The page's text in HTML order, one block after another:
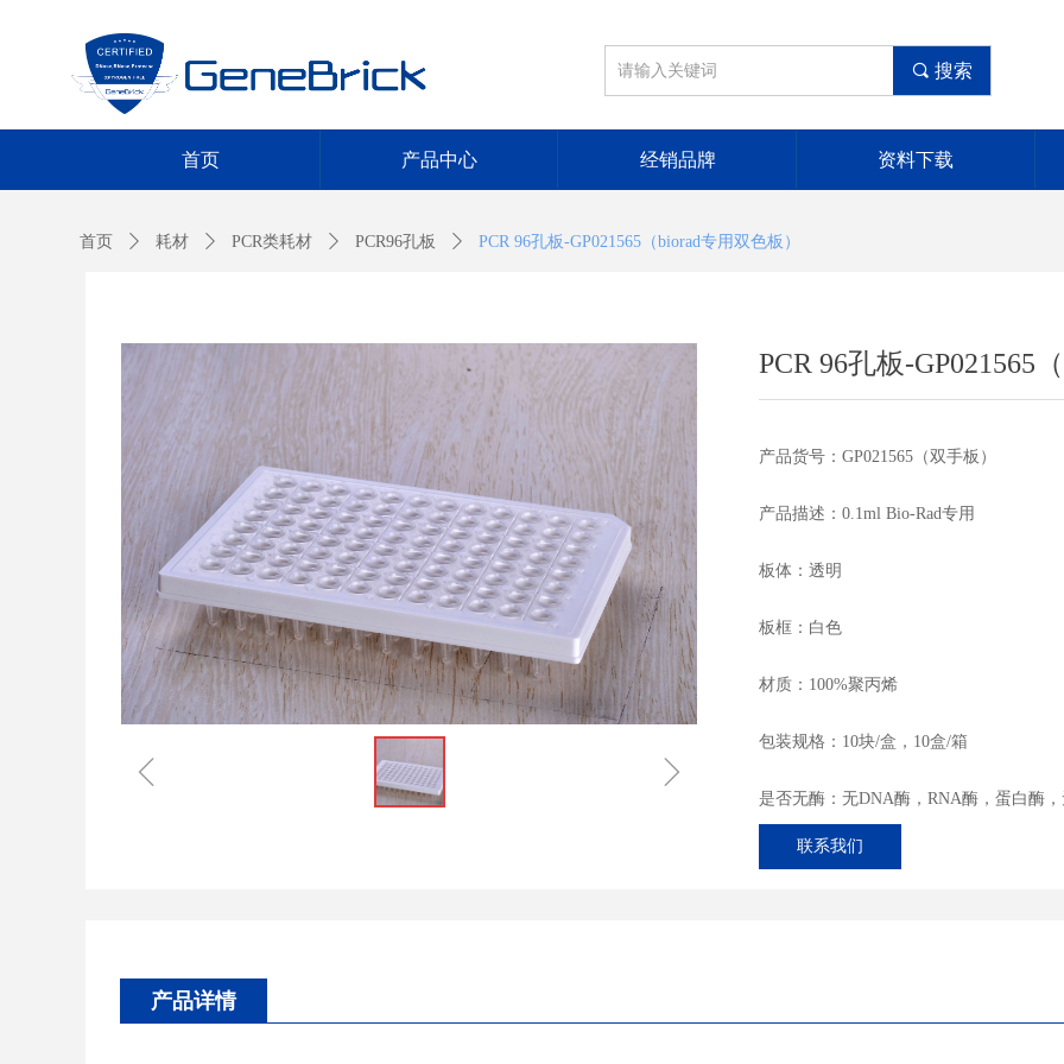
끠 搜索
首页 产品中心 经销品牌 资料下载
首页 ꄲ 耗材 ꄲ PCR类耗材 ꄲ PCR96孔板 ꄲ PCR 96孔板-GP021565（biorad专用双色板）
ꁆ ꁇ
PCR 96孔板-GP021565
产品货号：GP021565（双手板）
产品描述：0.1ml Bio-Rad专用
板体：透明
板框：白色
材质：100%聚丙烯
包装规格：10块/盒，10盒/箱
是否无酶：无DNA酶，RNA酶，蛋白酶
联系我们
产品详情